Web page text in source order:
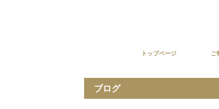
トップページ ご
ブログ